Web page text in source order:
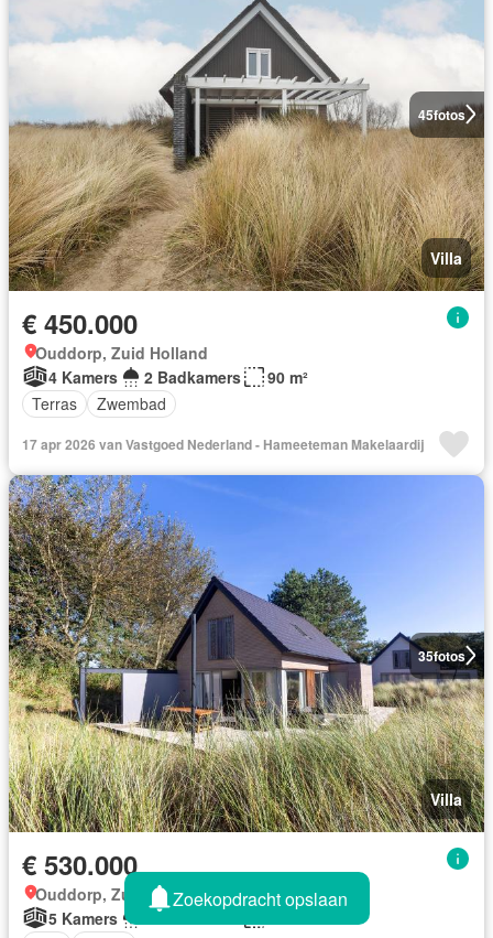
45fotos
Villa
€ 450.000
Ouddorp, Zuid Holland
4 Kamers
2 Badkamers
90 m²
Terras
Zwembad
17 apr 2026 van Vastgoed Nederland - Hameeteman Makelaardij
35fotos
Villa
€ 530.000
Ouddorp, Zuid Holland
5 Kamers
2 Badkamers
Zoekopdracht opslaan